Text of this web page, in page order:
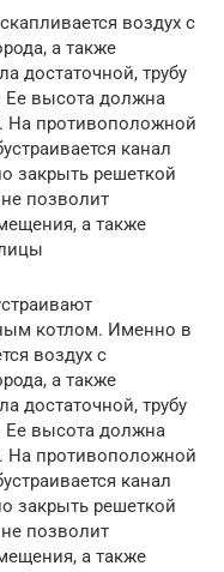
воздух с
а также
достаточной, трубу
Ее высота должна
На противоположной
канал
закрыть решеткой
позволит
а также
котлом. Именно в
воздух с
а также
достаточной, трубу
Ее высота должна
На противоположной
канал
закрыть решеткой
позволит
а также